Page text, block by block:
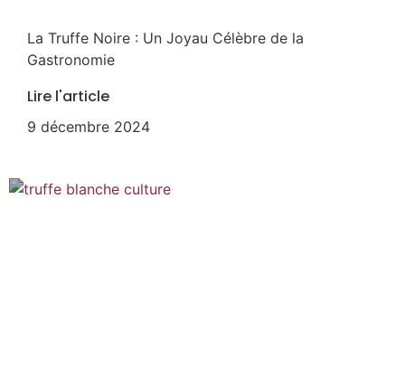
La Truffe Noire : Un Joyau Célèbre de la
Gastronomie
Lire l'article
9 décembre 2024